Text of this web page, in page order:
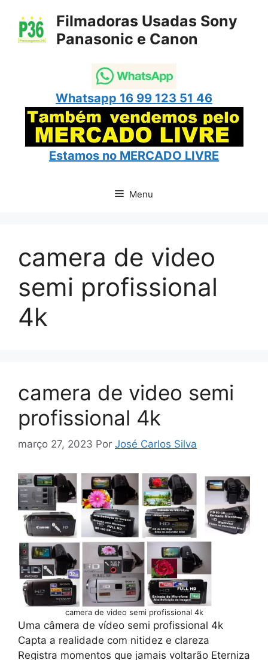
para
Filmadoras Usadas Sony
Panasonic e Canon
Whatsapp 16 99 123 51 46
Estamos no MERCADO LIVRE
Menu
camera de video
semi profissional
4k
camera de video semi
profissional 4k
março 27, 2023 Por José Carlos Silva
camera de video semi profissional 4k
Uma câmera de vídeo semi profissional 4k
Capta a realidade com nitidez e clareza
Registra momentos que jamais voltarão Eterniza